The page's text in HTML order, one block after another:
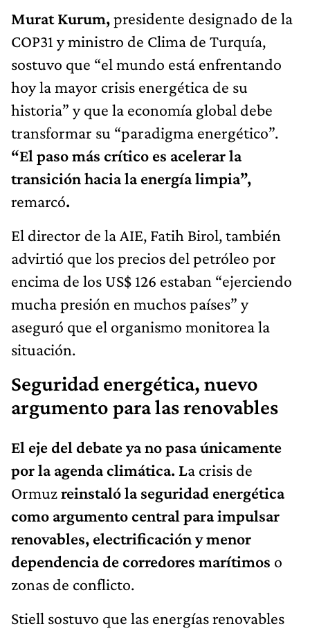
Murat Kurum,presidente designado de la
COP31 y ministro de Clima de Turquía,
sostuvo que “el mundo está enfrentando
hoy la mayor crisis energética de su
historia” y que la economía global debe
transformar su “paradigma energético”.
“El paso más crítico es acelerar la
transición hacia la energía limpia”,
remarcó.
El director de la AIE, Fatih Birol, también
advirtió que los precios del petróleo por
encima de los US$ 126 estaban “ejerciendo
mucha presión en muchos países” y
aseguró que el organismo monitorea la
situación.
Seguridad energética, nuevo
argumento para las renovables
El eje del debate ya no pasa únicamente
por la agenda climática. La crisis de
Ormuzreinstaló la seguridad energética
como argumento central para impulsar
renovables, electrificación y menor
dependencia de corredores marítimos o
zonas de conflicto.
Stiell sostuvo que las energías renovables